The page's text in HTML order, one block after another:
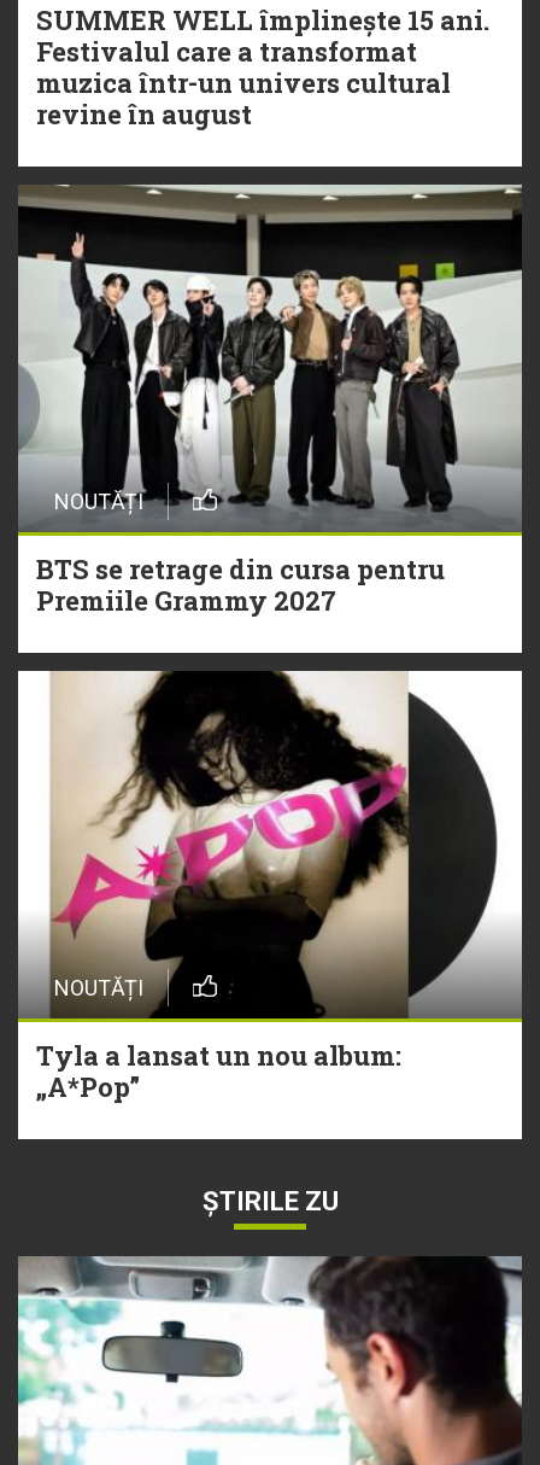
SUMMER WELL împlinește 15 ani.
Festivalul care a transformat
muzica într-un univers cultural
revine în august
NOUTĂȚI
BTS se retrage din cursa pentru
Premiile Grammy 2027
NOUTĂȚI
Tyla a lansat un nou album:
„A*Pop”
ȘTIRILE ZU